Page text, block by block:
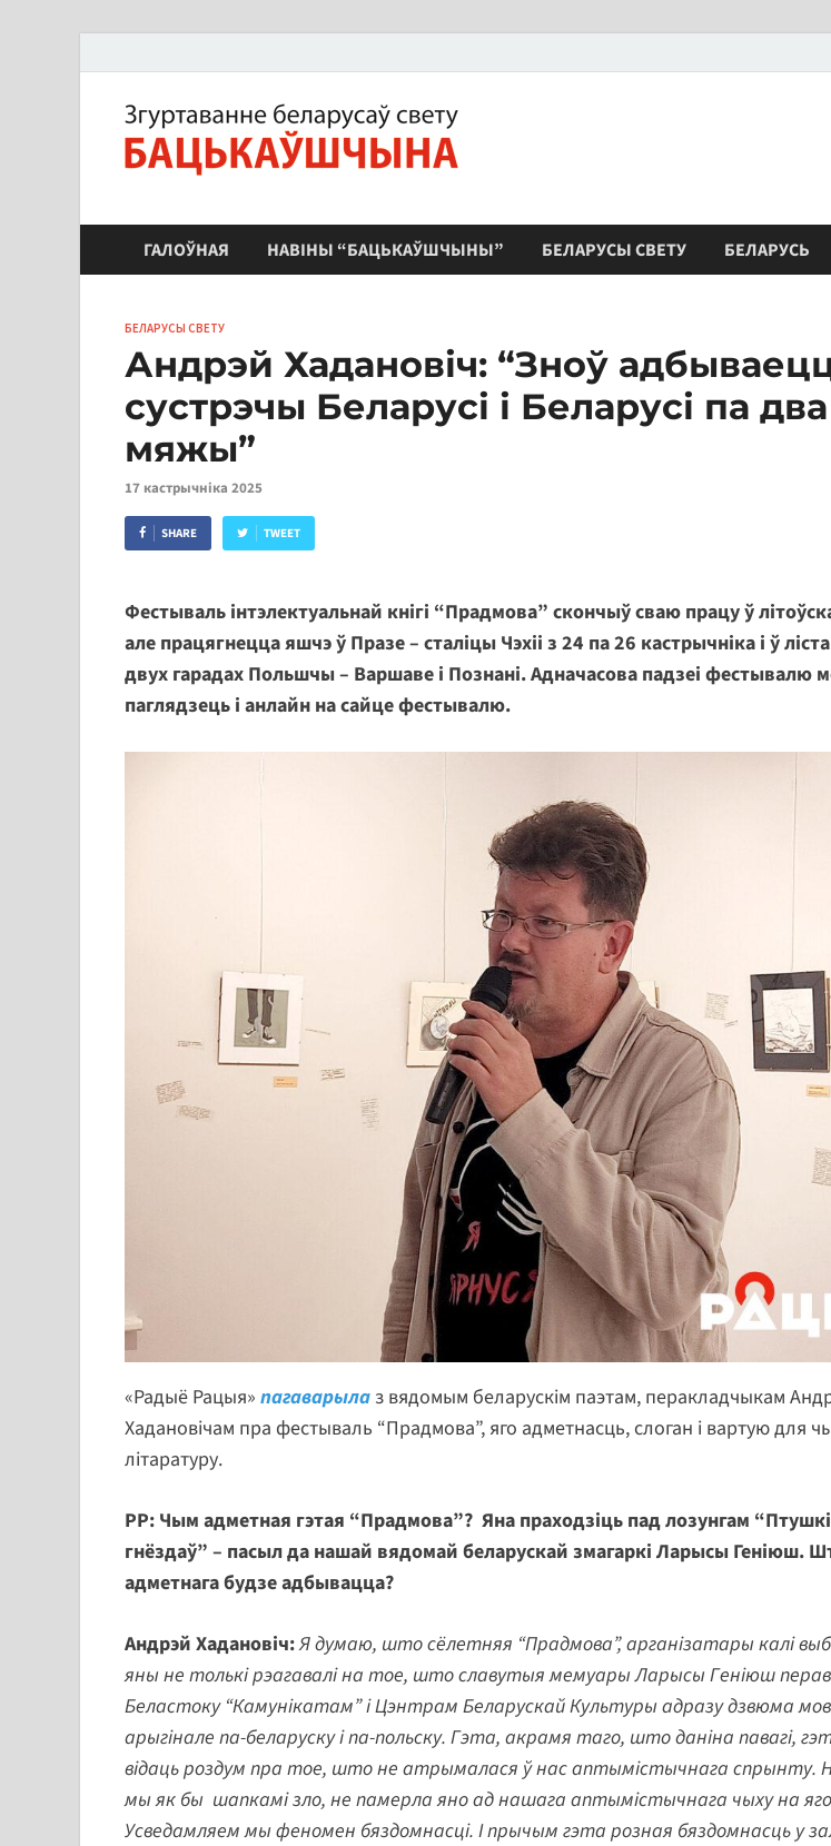
ЗБС "Бацькаўшчына"
ГАЛОЎНАЯ НАВІНЫ “БАЦЬКАЎШЧЫНЫ” БЕЛАРУСЫ СВЕТУ БЕЛАРУСЬ
БЕЛАРУСЫ СВЕТУ
Андрэй Хадановіч: “Зноў
сустрэчы Беларусі і Беларусі па два
мяжы”
17 кастрычніка 2025
SHARE TWEET
Фестываль інтэлектуальнай кнігі “Прадмова” скончыў сваю працу ў
але працягнецца яшчэ ў Празе – сталіцы Чэхіі з 24 па 26 кастрычніка і ў
двух гарадах Польшчы – Варшаве і Познані. Адначасова падзеі фестывалю
паглядзець і анлайн на сайце фестывалю.
«Радыё Рацыя» пагаварыла з вядомым беларускім паэтам, перакладчыкам
Хадановічам пра фестываль “Прадмова”, яго адметнасць, слоган і вартую для
літаратуру.
РР: Чым адметная гэтая “Прадмова”? Яна праходзіць пад лозунгам
гнёздаў” – пасыл да нашай вядомай беларускай змагаркі Ларысы Геніюш.
адметнага будзе адбывацца?
Андрэй Хадановіч:Я думаю, што сёлетняя “Прадмова”, арганізатары калі
яны не толькі рэагавалі на тое, што славутыя мемуары Ларысы Геніюш
Беластоку “Камунікатам” і Цэнтрам Беларускай Культуры адразу дзвюма
арыгінале па-беларуску і па-польску. Гэта, акрамя таго, што даніна павагі,
відаць роздум пра тое, што не атрымалася ў нас аптымістычнага спрынту.
мы як бы шапкамі зло, не памерла яно ад нашага аптымістычнага чыху на
Усведамляем мы феномен бяздомнасці. І прычым гэта розная бяздомнасць у